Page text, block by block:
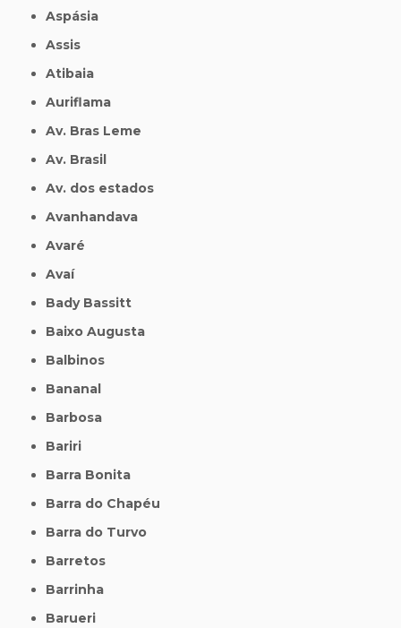
Aspásia
Assis
Atibaia
Auriflama
Av. Bras Leme
Av. Brasil
Av. dos estados
Avanhandava
Avaré
Avaí
Bady Bassitt
Baixo Augusta
Balbinos
Bananal
Barbosa
Bariri
Barra Bonita
Barra do Chapéu
Barra do Turvo
Barretos
Barrinha
Barueri